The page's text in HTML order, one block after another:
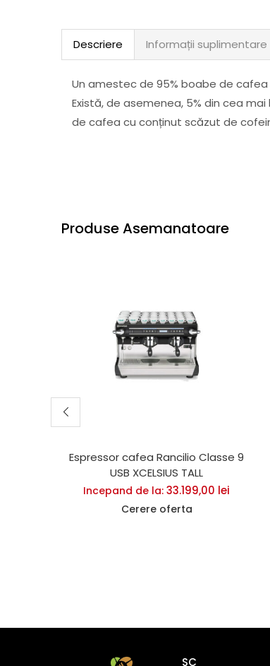
Descriere Informații suplimentare
Un amestec de 95% boabe de
Există, de asemenea, 5% din cea
de cafea cu conținut scăzut de
Produse Asemanatoare
Espressor cafea Rancilio Classe 9
USB XCELSIUS TALL
Incepand de la: 33.199,00 lei
Cerere oferta
SC